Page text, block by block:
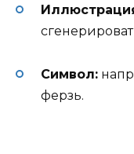
Символ:
ферзь.